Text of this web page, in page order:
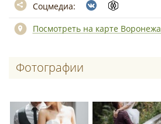
Соцмедиа:
Посмотреть на карте Воронежа
Фотографии